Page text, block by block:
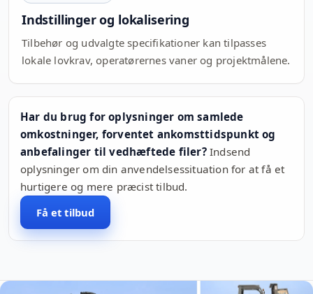
Indstillinger og lokalisering
Tilbehør og udvalgte specifikationer kan tilpasses
lokale lovkrav, operatørernes vaner og projektmålene.
Har du brug for oplysninger om samlede
omkostninger, forventet ankomsttidspunkt og
anbefalinger til vedhæftede filer?Indsend
oplysninger om din anvendelsessituation for at få et
hurtigere og mere præcist tilbud.
Få et tilbud